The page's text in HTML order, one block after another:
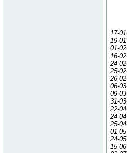
17-
19-
01-
16-
24-
25-
26-
06-
09-
31-
22-
24-
25-
01-
24-
15-